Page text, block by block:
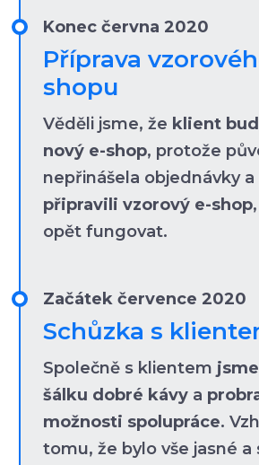
Konec června 2020
Příprava
shopu
Věděli jsme, že klient
nový e-shop, protože
nepřinášela objednávky
připravili vzorový e-shop
opět fungovat.
Začátek července 2020
Schůzka s
Společně s klientem
šálku dobré kávy a
možnosti spolupráce.
tomu, že bylo vše jasné